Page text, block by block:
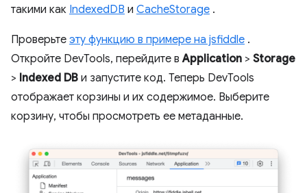
такими как IndexedDB и CacheStorage .
Проверьте эту функцию в примере на jsfiddle .
Откройте DevTools, перейдите вApplication > Storage
> Indexed DB и запустите код. Теперь DevTools
отображает корзины и их содержимое. Выберите
корзину, чтобы просмотреть ее метаданные.